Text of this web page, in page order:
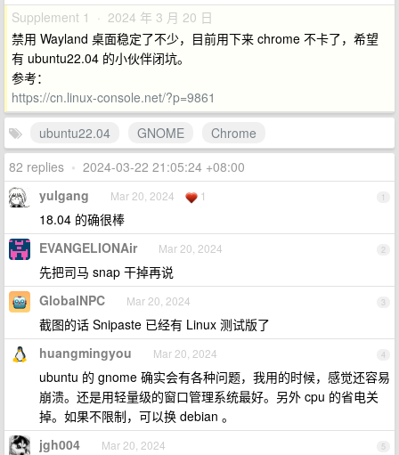
Supplement 1 · 2024 年 3 月 20 日
禁用 Wayland 桌面稳定了不少，目前用下来 chrome 不卡了，希望
有 ubuntu22.04 的小伙伴闭坑。
参考：
https://cn.linux-console.net/?p=9861
ubuntu22.04
GNOME
Chrome
82 replies • 2024-03-22 21:05:24 +08:00
1
yulgang Mar 20, 2024 1
18.04 的确很棒
2
EVANGELIONAir Mar 20, 2024
先把司马 snap 干掉再说
3
GlobalNPC Mar 20, 2024
截图的话 Snipaste 已经有 Linux 测试版了
4
huangmingyou Mar 20, 2024
ubuntu 的 gnome 确实会有各种问题，我用的时候，感觉还容易
崩溃。还是用轻量级的窗口管理系统最好。另外 cpu 的省电关
掉。如果不限制，可以换 debian 。
5
jgh004 Mar 20, 2024